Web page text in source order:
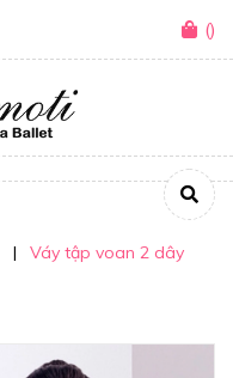
()
|
Váy tập voan 2 dây